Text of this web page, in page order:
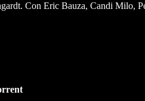
Con Eric Bauza, Candi Milo,